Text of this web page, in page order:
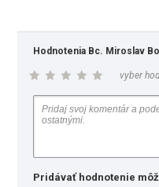
Hodnotenia Bc. Miroslav
vyber
Pridávať hodnotenie